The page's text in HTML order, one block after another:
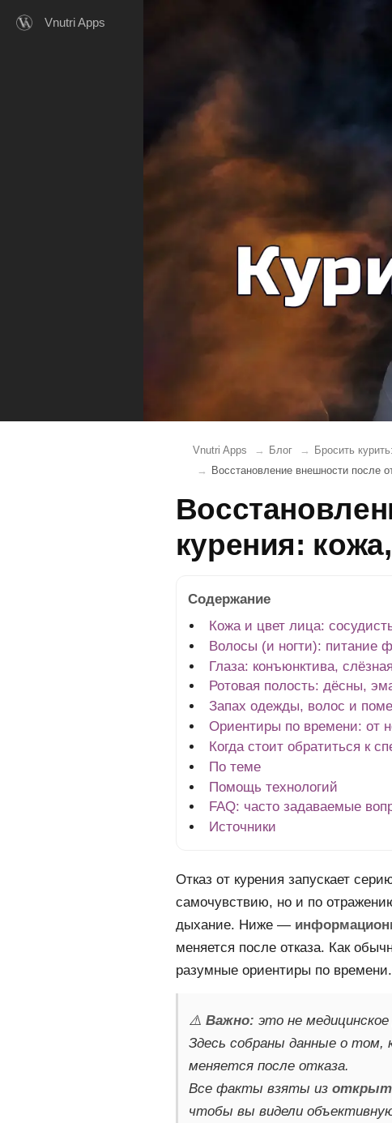
Vnutri Apps
Vnutri Apps Блог
Бросить
Восстановление внешности после
курения:
Содержание
Кожа и цвет лица:
Волосы (и ногти): питание
Глаза: конъюнктива,
Ротовая полость: дёсны,
Запах одежды, волос и
Ориентиры по времени: от
Когда стоит обратиться к
По теме
Помощь технологий
FAQ: часто задаваемые
Источники
Отказ от курения запускает
самочувствию, но и по
дыхание. Ниже —
меняется после отказа. Как
разумные ориентиры по времени.
⚠️ Важно: это не
Здесь собраны данные о том,
меняется после отказа.
Все факты взяты из
чтобы вы видели